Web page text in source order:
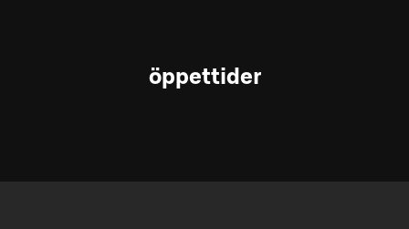
öppettider